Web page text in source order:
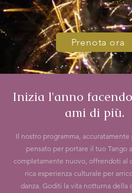
Prenota ora
Inizia l'anno
ami di più.
Il nostro programma,
pensato per portare il tuo Tango
completamente nuovo, offrendoti al
rica esperienza culturale per
danza. Goditi la vita notturna della